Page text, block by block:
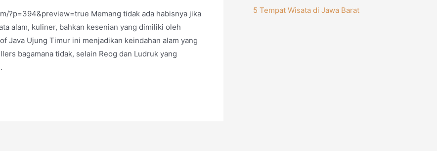
?p=394&preview=true Memang tidak ada habisnya jika
alam, kuliner, bahkan kesenian yang dimiliki oleh
Java Ujung Timur ini menjadikan keindahan alam yang
bagamana tidak, selain Reog dan Ludruk yang
5 Tempat Wisata di Jawa Barat